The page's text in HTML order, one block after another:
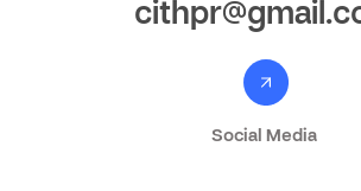
Social Media